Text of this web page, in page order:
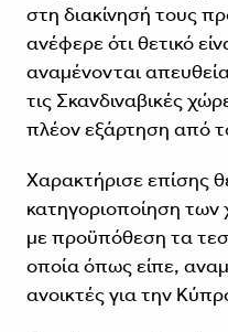
στη διακίνησή τους
ανέφερε ότι θετικό
αναμένονται
τις Σκανδιναβικές
πλέον εξάρτηση από
Χαρακτήρισε επίσης
κατηγοριοποίηση
με προϋπόθεση τα
οποία όπως είπε,
ανοικτές για την